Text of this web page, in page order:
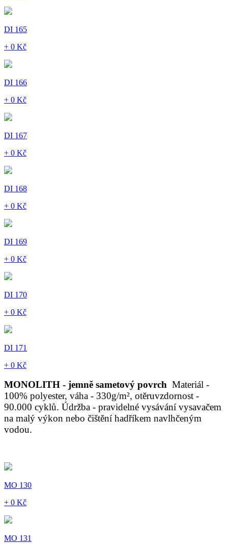
DI 165
+ 0 Kč
DI 166
+ 0 Kč
DI 167
+ 0 Kč
DI 168
+ 0 Kč
DI 169
+ 0 Kč
DI 170
+ 0 Kč
DI 171
+ 0 Kč
MONOLITH - jemně sametový povrch Materiál -
100% polyester, váha - 330g/m², otěruvzdornost -
90.000 cyklů. Údržba - pravidelné vysávání vysavačem
na malý výkon nebo čištění hadříkem navlhčeným
vodou.
MO 130
+ 0 Kč
MO 131